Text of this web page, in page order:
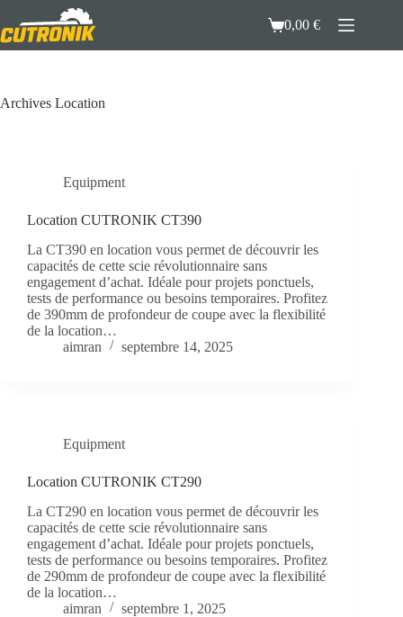
contenu
Panier
d’achat
0,00€
Archives Location
Equipment
Location CUTRONIK CT390
La CT390 en location vous permet de découvrir les
capacités de cette scie révolutionnaire sans
engagement d’achat. Idéale pour projets ponctuels,
tests de performance ou besoins temporaires. Profitez
de 390mm de profondeur de coupe avec la flexibilité
de la location…
aimran
septembre 14, 2025
Equipment
Location CUTRONIK CT290
La CT290 en location vous permet de découvrir les
capacités de cette scie révolutionnaire sans
engagement d’achat. Idéale pour projets ponctuels,
tests de performance ou besoins temporaires. Profitez
de 290mm de profondeur de coupe avec la flexibilité
de la location…
aimran
septembre 1, 2025